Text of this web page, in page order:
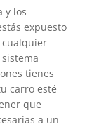
y los
expuesto
tienes
carro esté
que
a un